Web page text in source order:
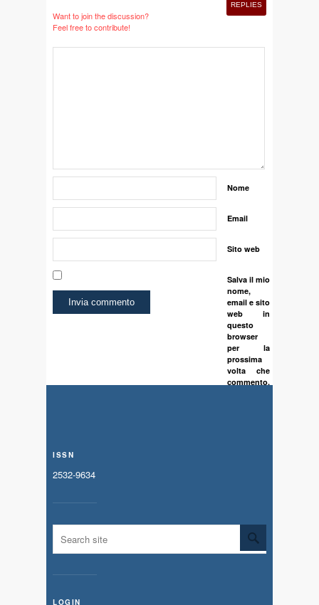
REPLIES
Want to join the discussion?
Feel free to contribute!
Nome
Email
Sito web
Salva il mio
nome,
email e sito
web in
questo
browser
per la
prossima
volta che
commento.
ISSN
2532-9634
LOGIN